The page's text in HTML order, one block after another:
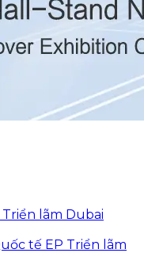
lãm Dubai
tế EP Triển lãm